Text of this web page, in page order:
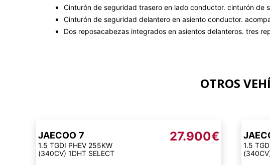
Cinturón de seguridad trasero en lado conductor. cinturón
Cinturón de seguridad delantero en asiento conductor.
Dos reposacabezas integrados en asientos delanteros. tres
OTROS
JAECOO 7
1.5 TGDI PHEV 255KW
(340CV) 1DHT SELECT
27.900€
1.5